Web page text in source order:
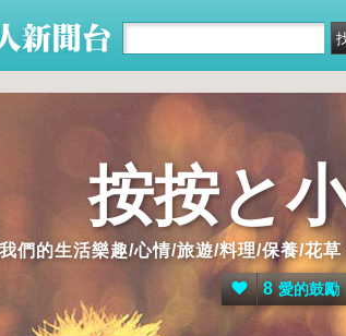
按按と
們的生活樂趣/心情/旅遊/料理/保養/
8 愛的鼓勵